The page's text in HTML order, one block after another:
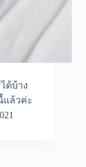
ด้บ้าง
แล้วค่ะ